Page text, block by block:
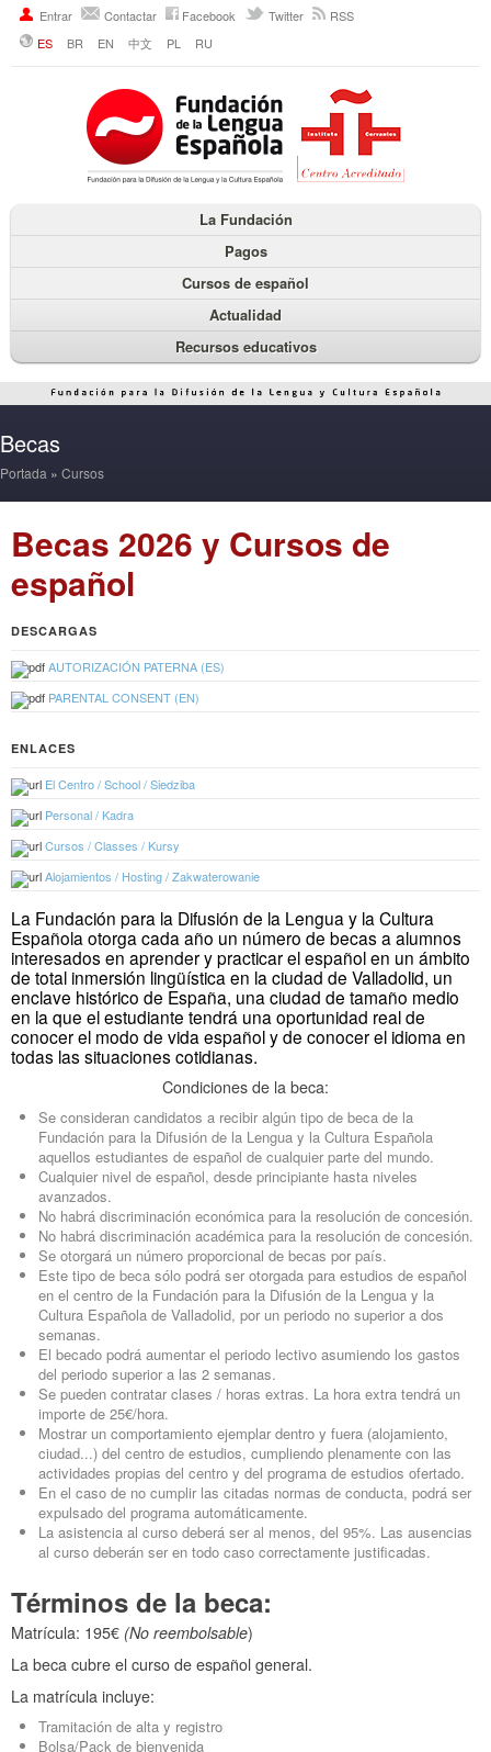
Entrar Contactar Facebook Twitter
RSS
ES
BR EN 中文 PL RU
La Fundación
Pagos
Cursos de español
Actualidad
Recursos educativos
Becas
Portada » Cursos
Becas 2026 y Cursos de
español
DESCARGAS
AUTORIZACIÓN PATERNA (ES)
PARENTAL CONSENT (EN)
ENLACES
El Centro / School / Siedziba
Personal / Kadra
Cursos / Classes / Kursy
Alojamientos / Hosting / Zakwaterowanie
La Fundación para la Difusión de la Lengua y la Cultura
Española otorga cada año un número de becas a alumnos
interesados en aprender y practicar el español en un ámbito
de total inmersión lingüística en la ciudad de Valladolid, un
enclave histórico de España, una ciudad de tamaño medio
en la que el estudiante tendrá una oportunidad real de
conocer el modo de vida español y de conocer el idioma en
todas las situaciones cotidianas.
Condiciones de la beca:
Se consideran candidatos a recibir algún tipo de beca de la
Fundación para la Difusión de la Lengua y la Cultura Española
aquellos estudiantes de español de cualquier parte del mundo.
Cualquier nivel de español, desde principiante hasta niveles
avanzados.
No habrá discriminación económica para la resolución de concesión.
No habrá discriminación académica para la resolución de concesión.
Se otorgará un número proporcional de becas por país.
Este tipo de beca sólo podrá ser otorgada para estudios de español
en el centro de la Fundación para la Difusión de la Lengua y la
Cultura Española de Valladolid, por un periodo no superior a dos
semanas.
El becado podrá aumentar el periodo lectivo asumiendo los gastos
del periodo superior a las 2 semanas.
Se pueden contratar clases / horas extras. La hora extra tendrá un
importe de 25€/hora.
Mostrar un comportamiento ejemplar dentro y fuera (alojamiento,
ciudad...) del centro de estudios, cumpliendo plenamente con las
actividades propias del centro y del programa de estudios ofertado.
En el caso de no cumplir las citadas normas de conducta, podrá ser
expulsado del programa automáticamente.
La asistencia al curso deberá ser al menos, del 95%. Las ausencias
al curso deberán ser en todo caso correctamente justificadas.
Términos de la beca:
Matrícula: 195€ (No reembolsable)
La beca cubre el curso de español general.
La matrícula incluye:
Tramitación de alta y registro
Bolsa/Pack de bienvenida